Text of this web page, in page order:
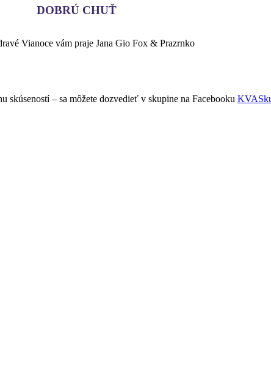
DOBRÚ CHUŤ
Vianoce vám praje Jana Gio Fox & Prazrnko
skúseností – sa môžete dozvedieť v skupine na Facebooku